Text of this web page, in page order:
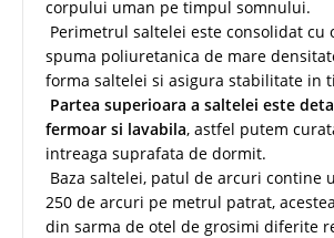
corpului uman pe timpul somnului.
Perimetrul saltelei este consolidat cu
spuma poliuretanica de mare
forma saltelei si asigura stabilitate in
Partea superioara a saltelei este
fermoar si lavabila, astfel putem
intreaga suprafata de dormit.
Baza saltelei, patul de arcuri contine
250 de arcuri pe metrul patrat,
din sarma de otel de grosimi diferite